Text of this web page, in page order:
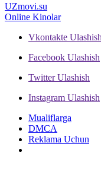
UZmovi.su
Online Kinolar
Vkontakte Ulashish
Facebook Ulashish
Twitter Ulashish
Instagram Ulashish
Mualiflarga
DMCA
Reklama Uchun